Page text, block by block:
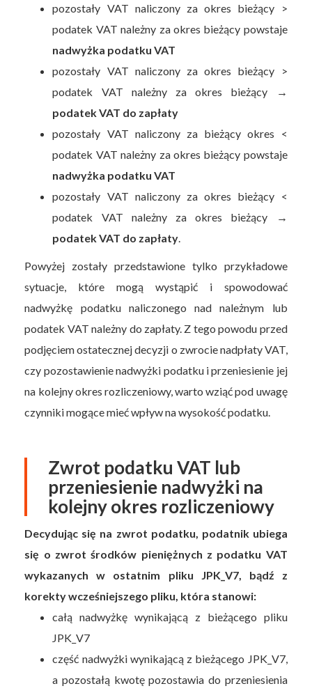
pozostały VAT naliczony za okres bieżący >
podatek VAT należny za okres bieżący powstaje
nadwyżka podatku VAT
pozostały VAT naliczony za okres bieżący >
podatek VAT należny za okres bieżący →
podatek VAT do zapłaty
pozostały VAT naliczony za bieżący okres <
podatek VAT należny za okres bieżący powstaje
nadwyżka podatku VAT
pozostały VAT naliczony za okres bieżący <
podatek VAT należny za okres bieżący →
podatek VAT do zapłaty
Powyżej zostały przedstawione tylko przykładowe
sytuacje, które mogą wystąpić i spowodować
nadwyżkę podatku naliczonego nad należnym lub
podatek VAT należny do zapłaty. Z tego powodu przed
podjęciem ostatecznej decyzji o zwrocie nadpłaty VAT,
czy pozostawienie nadwyżki podatku i przeniesienie jej
na kolejny okres rozliczeniowy, warto wziąć pod uwagę
czynniki mogące mieć wpływ na wysokość podatku.
Zwrot podatku VAT lub
przeniesienie nadwyżki na
kolejny okres rozliczeniowy
Decydując się na zwrot podatku, podatnik ubiega
się o zwrot środków pieniężnych z podatku VAT
wykazanych w ostatnim pliku JPK_V7, bądź z
korekty wcześniejszego pliku, która stanowi:
całą nadwyżkę wynikającą z bieżącego pliku
JPK_V7
część nadwyżki wynikającą z bieżącego JPK_V7,
a pozostałą kwotę pozostawia do przeniesienia